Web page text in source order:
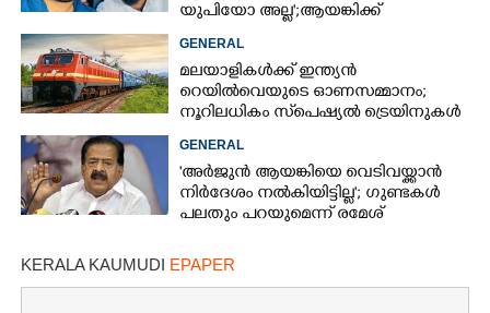
യുപിയോ അല്ല';ആയങ്കിക്ക്
GENERAL
മലയാളികൾക്ക് ഇന്ത്യൻ
റെയിൽവെയുടെ ഓണസമ്മാനം;
നൂറിലധികം സ്‌പെഷ്യൽ ട്രെയിനുകൾ
GENERAL
'അർജുൻ ആയങ്കിയെ വെടിവയ്ക്കാൻ
നിർദേശം നൽകിയിട്ടില്ല'; ഗുണ്ടകൾ
പലതും പറയുമെന്ന് രമേശ്
KERALA KAUMUDI EPAPER